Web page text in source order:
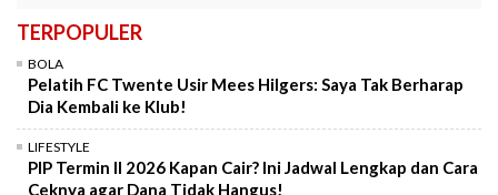
TERPOPULER
BOLA
Pelatih FC Twente Usir Mees Hilgers: Saya Tak Berharap
Dia Kembali ke Klub!
LIFESTYLE
PIP Termin II 2026 Kapan Cair? Ini Jadwal Lengkap dan Cara
Ceknya agar Dana Tidak Hangus!